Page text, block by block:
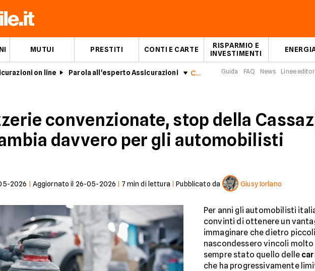
MUTUI PRESTITI CONTI E CARTE
RISPARMIO E
INVESTIMENTI
on line Parola all'esperto Assicurazioni Carrozzerie convenzionate, stop della Cassazione Guida FAQ News Linee
convenzionate, stop della
davvero per gli automobilisti
2026 Aggiornato il 26-05-2026 7min di lettura |Pubblicato da Giusy Iorlano
Per anni gli automobilisti
convinti di ottenere un
immaginare che dietro
nascondessero vincoli molto
sempre stato quello delle
che ha progressivamente